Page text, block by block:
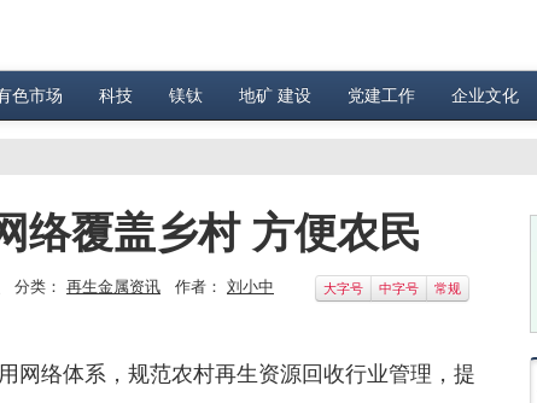
色市场 科技 镁钛 地矿 建设 党建工作 企业文化
络覆盖乡村 方便农民
分类： 再生金属资讯 作者： 刘小中 大字号 中字号 常规
络体系，规范农村再生资源回收行业管理，提